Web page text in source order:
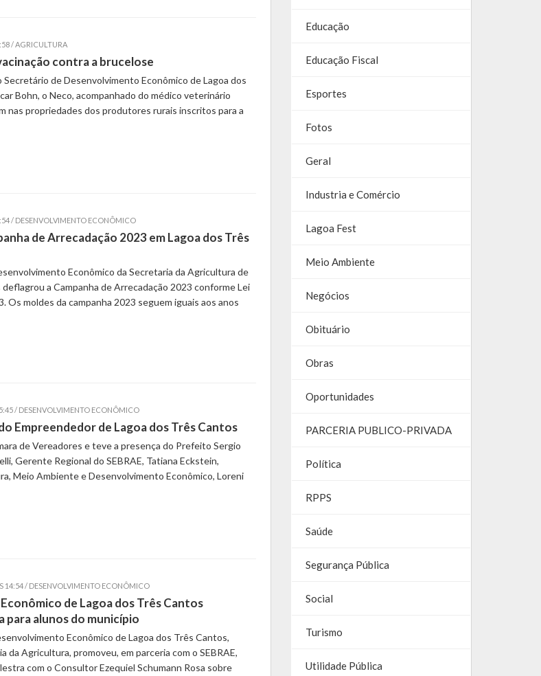
/ AGRICULTURA
contra a brucelose
Secretário de Desenvolvimento Econômico de Lagoa dos
Bohn, o Neco, acompanhado do médico veterinário
nas propriedades dos produtores rurais inscritos para a
/ DESENVOLVIMENTO ECONÔMICO
de Arrecadação 2023 em Lagoa dos Três
Econômico da Secretaria da Agricultura de
a Campanha de Arrecadação 2023 conforme Lei
Os moldes da campanha 2023 seguem iguais aos anos
/ DESENVOLVIMENTO ECONÔMICO
Empreendedor de Lagoa dos Três Cantos
de Vereadores e teve a presença do Prefeito Sergio
Gerente Regional do SEBRAE, Tatiana Eckstein,
Meio Ambiente e Desenvolvimento Econômico, Loreni
14:54 / DESENVOLVIMENTO ECONÔMICO
de Lagoa dos Três Cantos
para alunos do município
Econômico de Lagoa dos Três Cantos,
da Agricultura, promoveu, em parceria com o SEBRAE,
com o Consultor Ezequiel Schumann Rosa sobre
Educação
Educação Fiscal
Esportes
Fotos
Geral
Industria e Comércio
Lagoa Fest
Meio Ambiente
Negócios
Obituário
Obras
Oportunidades
PARCERIA PUBLICO-PRIVADA
Política
RPPS
Saúde
Segurança Pública
Social
Turismo
Utilidade Pública